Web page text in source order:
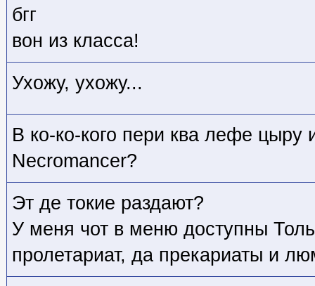
бгг
вон из класса!
Ухожу, ухожу...
В ко-ко-кого пери ква лефе цыру
Necromancer?
Эт де токие раздают?
У меня чот в меню доступны
пролетариат, да прекариаты и